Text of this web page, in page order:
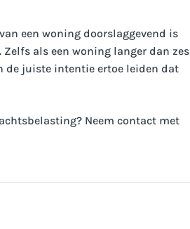
een woning doorslaggevend is
als een woning langer dan zes
juiste intentie ertoe leiden dat
Neem contact met